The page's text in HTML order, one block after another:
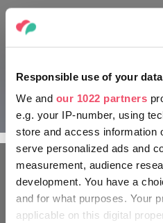
Responsible use of your data
We and our 1022 partners
e.g. your IP-number, using
store and access information
serve personalized ads and
measurement, audience
development. You have a
and for what purposes. Your
applicable on this digital
été construite vers 1850 et
de Hadas, vous pourrez
les techniques d'artisanat
la fabrication de pain d'épice
FAITES LE